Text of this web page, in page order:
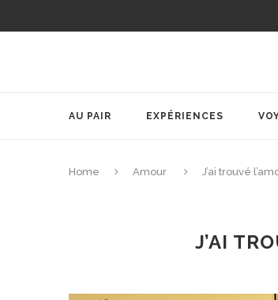
AU PAIR EXPÉRIENCES
Home Amour J’ai trouvé
J’AI